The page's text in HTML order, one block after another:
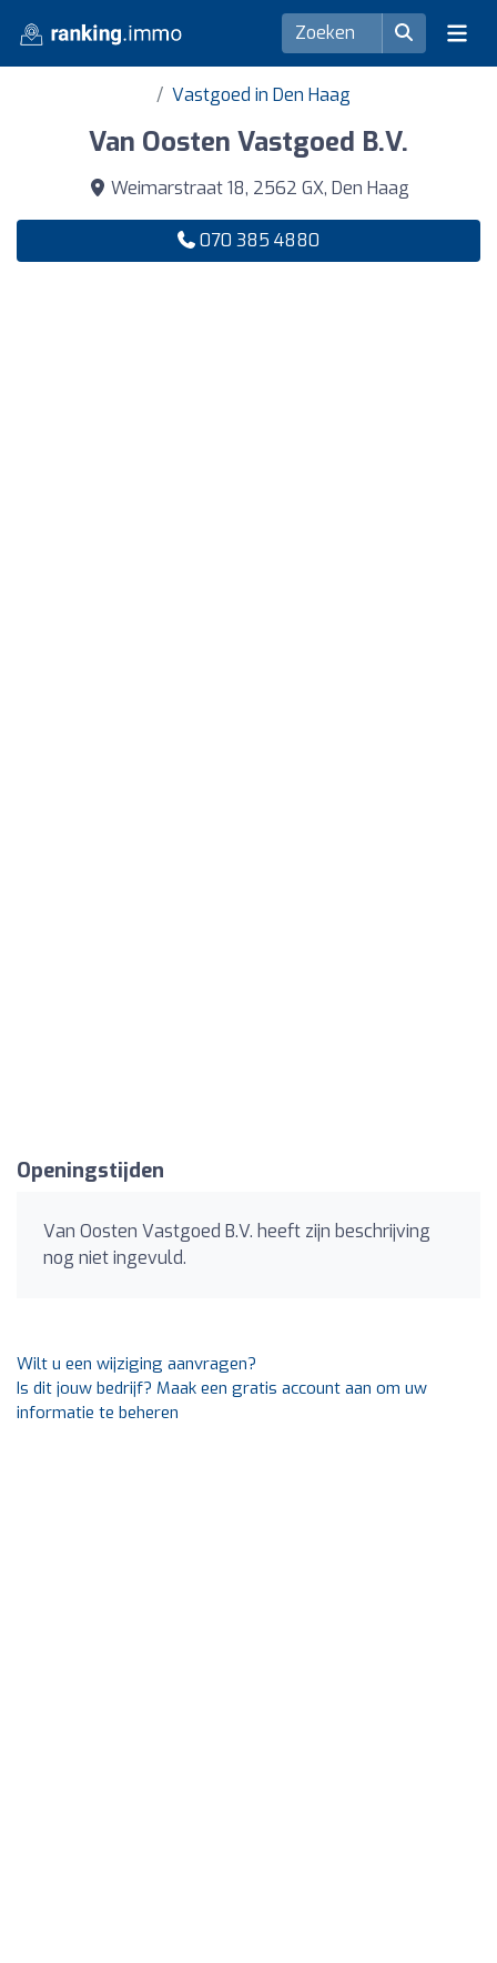
Vastgoed in Den Haag
Van Oosten Vastgoed B.V.
Weimarstraat 18, 2562 GX, Den Haag
070 385 4880
Openingstijden
Van Oosten Vastgoed B.V. heeft zijn beschrijving
nog niet ingevuld.
Wilt u een wijziging aanvragen?
Is dit jouw bedrijf? Maak een gratis account aan om uw
informatie te beheren